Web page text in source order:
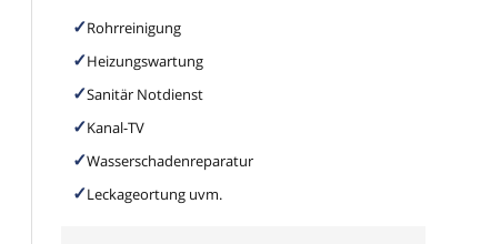
Rohrreinigung
Heizungswartung
Sanitär Notdienst
Kanal-TV
Wasserschadenreparatur
Leckageortung uvm.